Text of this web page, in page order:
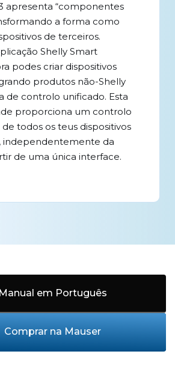
apresenta “componentes
a forma como
de terceiros.
Shelly Smart
podes criar dispositivos
produtos não-Shelly
de controlo unificado. Esta
proporciona um controlo
todos os teus dispositivos
independentemente da
de uma única interface.
Manual em Português
Comprar na Mauser